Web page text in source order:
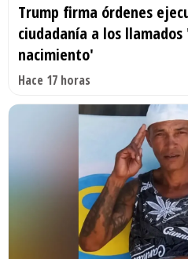
Trump firma órdenes
ciudadanía a los
nacimiento'
Hace 17 horas